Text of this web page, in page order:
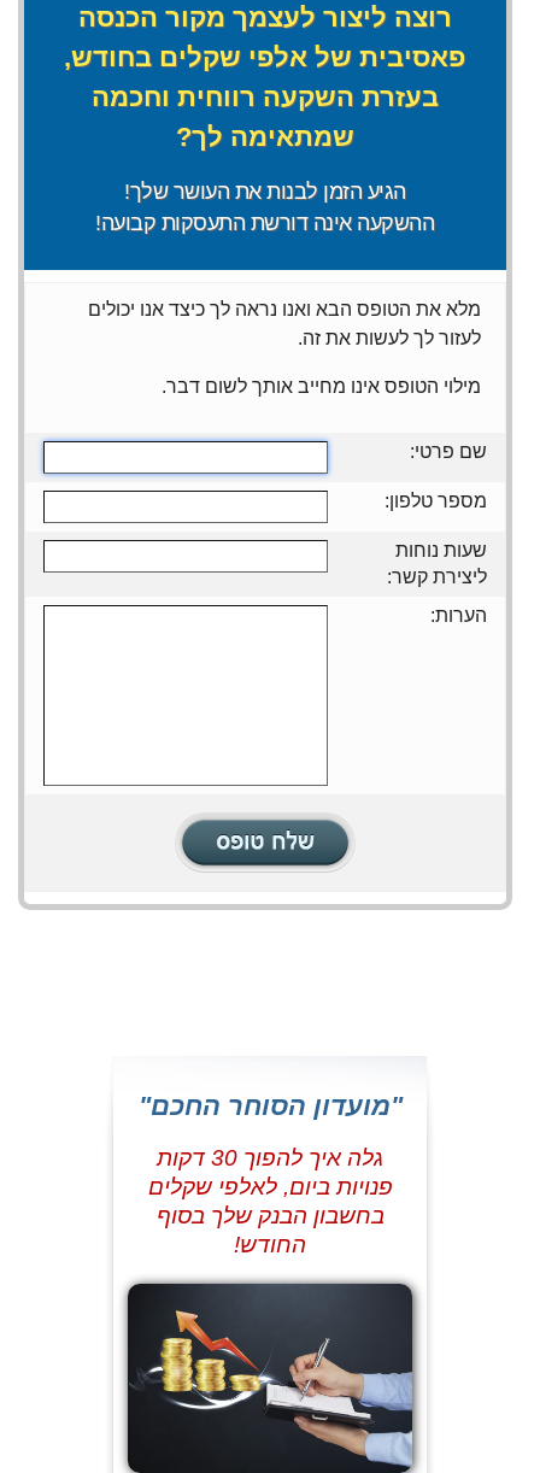
רוצה ליצור לעצמך מקור הכנסה
פאסיבית של אלפי שקלים בחודש,
בעזרת השקעה רווחית וחכמה
שמתאימה לך?
הגיע הזמן לבנות את העושר שלך!
ההשקעה אינה דורשת התעסקות קבועה!
מלא את הטופס הבא ואנו נראה לך כיצד אנו יכולים
לעזור לך לעשות את זה.
מילוי הטופס אינו מחייב אותך לשום דבר.
שם פרטי:
מספר טלפון:
שעות נוחות
ליצירת קשר:
הערות:
"מועדון הסוחר החכם"
גלה איך להפוך 30 דקות
פנויות ביום, לאלפי שקלים
בחשבון הבנק שלך בסוף
החודש!